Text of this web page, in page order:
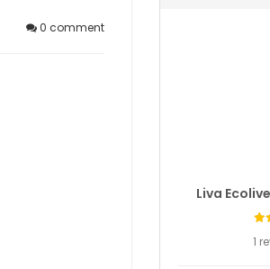
0 comment
Liva
1